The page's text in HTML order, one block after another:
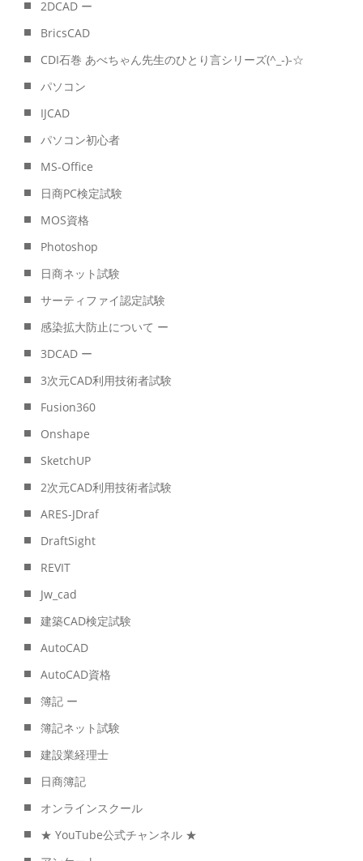
2DCAD ー
BricsCAD
CDI石巻 あべちゃん先生のひとり言シリーズ(^_-)-☆
パソコン
IJCAD
パソコン初心者
MS-Office
日商PC検定試験
MOS資格
Photoshop
日商ネット試験
サーティファイ認定試験
感染拡大防止について ー
3DCAD ー
3次元CAD利用技術者試験
Fusion360
Onshape
SketchUP
2次元CAD利用技術者試験
ARES-JDraf
DraftSight
REVIT
Jw_cad
建築CAD検定試験
AutoCAD
AutoCAD資格
簿記 ー
簿記ネット試験
建設業経理士
日商簿記
オンラインスクール
★ YouTube公式チャンネル ★